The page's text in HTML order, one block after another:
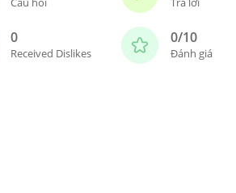
0
Received Dislikes
0/10
Đánh giá